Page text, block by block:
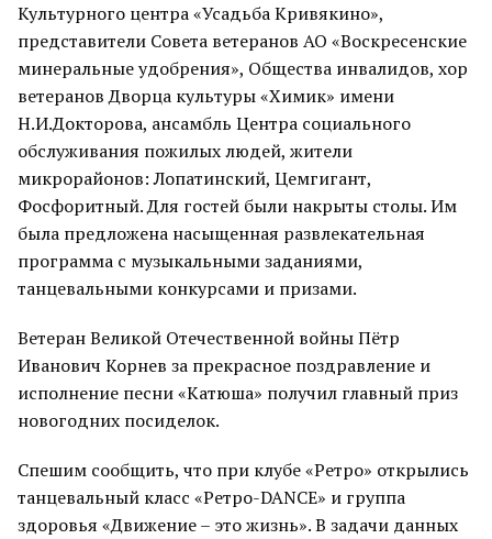
Культурного центра «Усадьба Кривякино»,
представители Совета ветеранов АО «Воскресенские
минеральные удобрения», Общества инвалидов, хор
ветеранов Дворца культуры «Химик» имени
Н.И.Докторова, ансамбль Центра социального
обслуживания пожилых людей, жители
микрорайонов: Лопатинский, Цемгигант,
Фосфоритный. Для гостей были накрыты столы. Им
была предложена насыщенная развлекательная
программа с музыкальными заданиями,
танцевальными конкурсами и призами.
Ветеран Великой Отечественной войны Пётр
Иванович Корнев за прекрасное поздравление и
исполнение песни «Катюша» получил главный приз
новогодних посиделок.
Спешим сообщить, что при клубе «Ретро» открылись
танцевальный класс «Ретро-DANCE» и группа
здоровья «Движение – это жизнь». В задачи данных